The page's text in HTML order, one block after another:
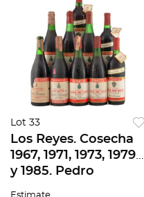
Lot 33
Los Reyes. Cosecha
1967, 1971, 1973, 1979
y 1985. Pedro